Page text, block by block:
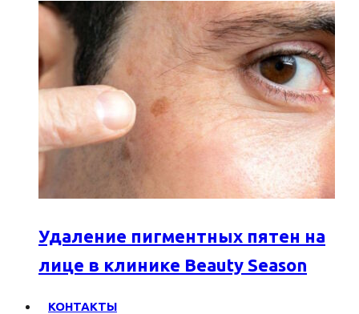
Удаление пигментных пятен на
лице в клинике Beauty Season
КОНТАКТЫ